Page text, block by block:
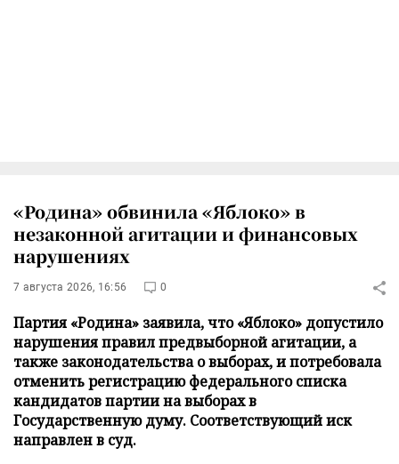
«Родина» обвинила «Яблоко» в
незаконной агитации и финансовых
нарушениях
7 августа 2026, 16:56 0
Партия «Родина» заявила, что «Яблоко» допустило
нарушения правил предвыборной агитации, а
также законодательства о выборах, и потребовала
отменить регистрацию федерального списка
кандидатов партии на выборах в
Государственную думу. Соответствующий иск
направлен в суд.